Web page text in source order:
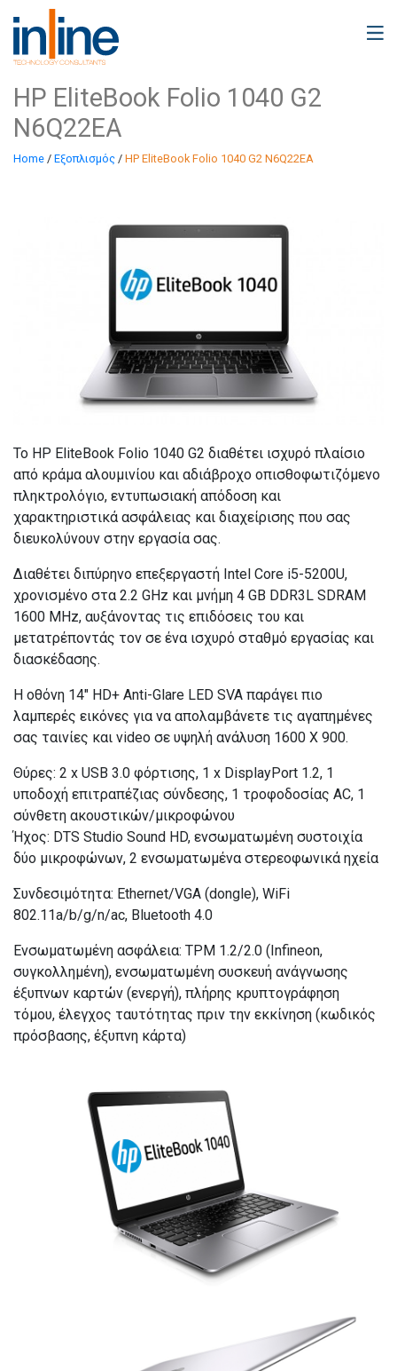
HP EliteBook Folio 1040 G2
N6Q22EA
Home / Εξοπλισμός / HP EliteBook Folio 1040 G2 N6Q22EA
Το HP EliteBook Folio 1040 G2 διαθέτει ισχυρό πλαίσιο
από κράμα αλουμινίου και αδιάβροχο οπισθοφωτιζόμενο
πληκτρολόγιο, εντυπωσιακή απόδοση και
χαρακτηριστικά ασφάλειας και διαχείρισης που σας
διευκολύνουν στην εργασία σας.
Διαθέτει διπύρηνο επεξεργαστή Intel Core i5-5200U,
χρονισμένο στα 2.2 GHz και μνήμη 4 GB DDR3L SDRAM
1600 MHz, αυξάνοντας τις επιδόσεις του και
μετατρέποντάς τον σε ένα ισχυρό σταθμό εργασίας και
διασκέδασης.
Η οθόνη 14″ HD+ Anti-Glare LED SVA παράγει πιο
λαμπερές εικόνες για να απολαμβάνετε τις αγαπημένες
σας ταινίες και video σε υψηλή ανάλυση 1600 X 900.
Θύρες: 2 x USB 3.0 φόρτισης, 1 x DisplayPort 1.2, 1
υποδοχή επιτραπέζιας σύνδεσης, 1 τροφοδοσίας AC, 1
σύνθετη ακουστικών/μικροφώνου
Ήχος: DTS Studio Sound HD, ενσωματωμένη συστοιχία
δύο μικροφώνων, 2 ενσωματωμένα στερεοφωνικά ηχεία
Συνδεσιμότητα: Ethernet/VGA (dongle), WiFi
802.11a/b/g/n/ac, Bluetooth 4.0
Ενσωματωμένη ασφάλεια: TPM 1.2/2.0 (Infineon,
συγκολλημένη), ενσωματωμένη συσκευή ανάγνωσης
έξυπνων καρτών (ενεργή), πλήρης κρυπτογράφηση
τόμου, έλεγχος ταυτότητας πριν την εκκίνηση (κωδικός
πρόσβασης, έξυπνη κάρτα)